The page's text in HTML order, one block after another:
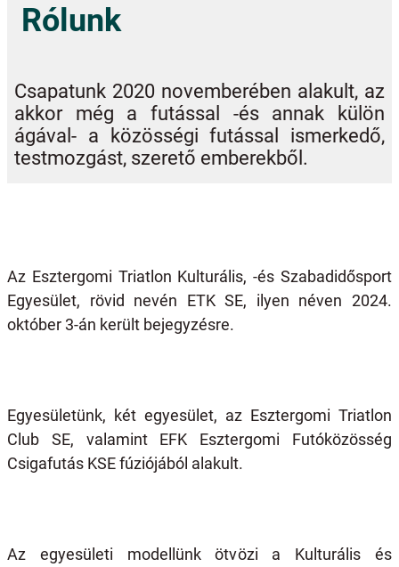
Rólunk
Csapatunk 2020 novemberében alakult, az
akkor még a futással -és annak külön
ágával- a közösségi futással ismerkedő,
testmozgást, szerető emberekből.
Az Esztergomi Triatlon Kulturális, -és Szabadidősport
Egyesület, rövid nevén ETK SE, ilyen néven 2024.
október 3-án került bejegyzésre.
Egyesületünk, két egyesület, az Esztergomi Triatlon
Club SE, valamint EFK Esztergomi Futóközösség
Csigafutás KSE fúziójából alakult.
Az egyesületi modellünk ötvözi a Kulturális és